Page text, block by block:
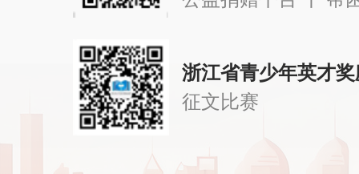
浙江省青少年英才
征文比赛